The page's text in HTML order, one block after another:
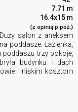
7.71 m
16.4x15 m
(z opinią p.poż.)
salon z aneksem
poddasze. Łazienka,
trzy pokoje,
budynku i dach
i niskim kosztom